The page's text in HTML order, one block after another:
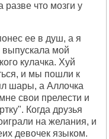
разве что мозги у
ее в душ, а я
выпускала мой
кулачка. Хуй
и мы пошли к
шары, а Аллочка
свои прелести и
Когда друзья
на желания, и
девочек языком.